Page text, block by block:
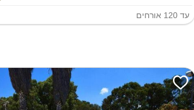
עד 120 אורחים